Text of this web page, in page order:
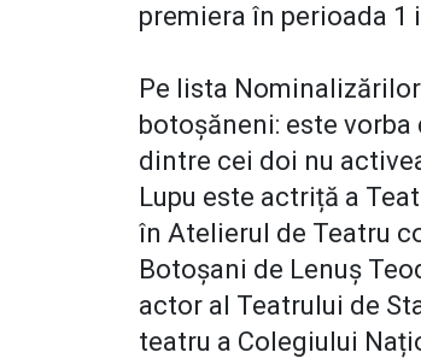
premiera în perioada 1
Pe lista
botoșăneni: este vorba
dintre cei doi nu
Lupu este actriță a
în Atelierul de Teatru
Botoșani de Lenuș
actor al Teatrului de
teatru a Colegiului